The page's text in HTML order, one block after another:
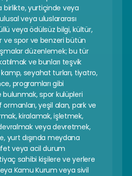
birlikte, yurtiçinde veya
veya uluslararası
veya ödülsüz bilgi, kültür,
ve spor ve benzeri bütün
düzenlemek; bu tür
ve bunları teşvik
seyahat turları, tiyatro,
programları gibi
spor kulüpleri
ormanları, yeşil alan, park ve
kiralamak, işletmek,
veya devretmek,
yurt dışında meydana
veya acil durum
sahibi kişilere ve yerlere
Kamu Kurum veya sivil